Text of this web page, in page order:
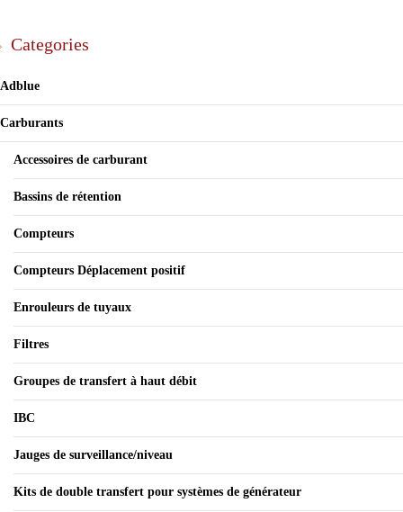
Categories
Adblue
Carburants
Accessoires de carburant
Bassins de rétention
Compteurs
Compteurs Déplacement positif
Enrouleurs de tuyaux
Filtres
Groupes de transfert à haut débit
IBC
Jauges de surveillance/niveau
Kits de double transfert pour systèmes de générateur